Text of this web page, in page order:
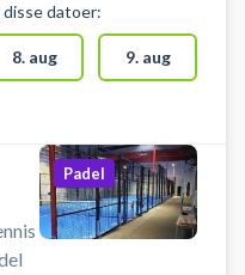
datoer:
8. aug 9. aug
Padel